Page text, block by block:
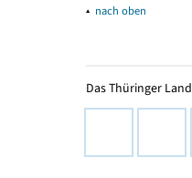
▴ nach oben
Das Thüringer